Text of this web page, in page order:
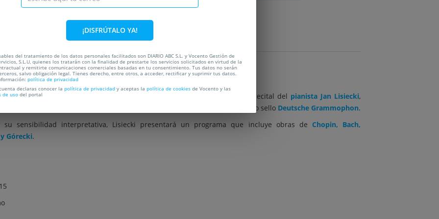
Jan Lisiecki
Scherzoarranca en el el 23 de septiembre con un recital del pianista Jan Lisiecki,
años debutó con la
y a los 15 firmó con el prestigioso sello Deutsche Grammophon.
sensibilidad interpretativa, Lisiecki presentará un programa que incluye obras de Chopin, Bach,
Górecki.
¡DISFRÚTALO YA!
del tratamiento de los datos personales facilitados son DIARIO ABC S.L. y Vocento Gestión de
S.L.U, quienes los tratarán con la finalidad de prestarte los servicios solicitados en virtud de la
y remitirte comunicaciones comerciales basadas en tu consentimiento. Tus datos no serán
salvo obligación legal. Tienes derecho, entre otros, a acceder, rectificar y suprimir tus datos.
política de privacidad
declaras conocer la política de privacidad y aceptas la política de cookies de Vocento y las
de uso del portal